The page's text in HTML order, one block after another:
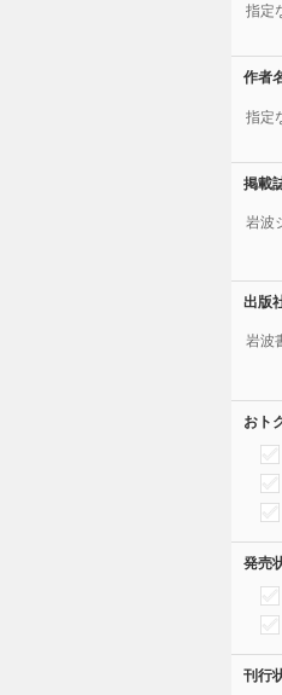
指定
作者
指定
掲載
岩波
出版
岩波
おト
発売
刊行